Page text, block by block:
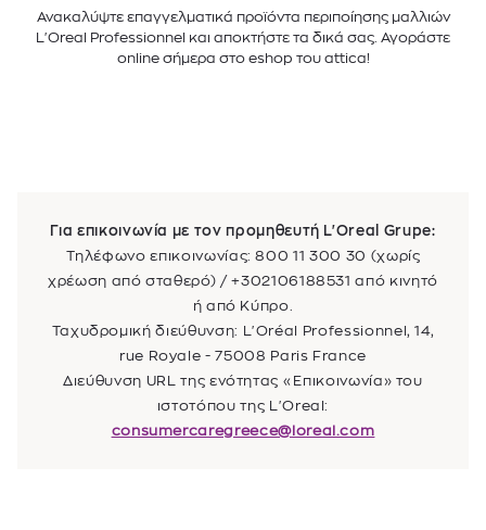
Ανακαλύψτε επαγγελματικά προϊόντα περιποίησης μαλλιών
L'Oreal Professionnel και αποκτήστε τα δικά σας. Αγοράστε
online σήμερα στο eshop του attica!
Για επικοινωνία με τον προμηθευτή L'Oreal Grupe:
Τηλέφωνο επικοινωνίας: 800 11 300 30 (χωρίς
χρέωση από σταθερό) / +302106188531 από κινητό
ή από Κύπρο.
Ταχυδρομική διεύθυνση: L'Oréal Professionnel, 14,
rue Royale - 75008 Paris France
Διεύθυνση URL της ενότητας «Επικοινωνία» του
ιστοτόπου της L'Oreal:
consumercaregreece@loreal.com